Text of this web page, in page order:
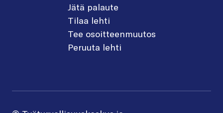
Jätä palaute
Tilaa lehti
Tee osoitteenmuutos
Peruuta lehti